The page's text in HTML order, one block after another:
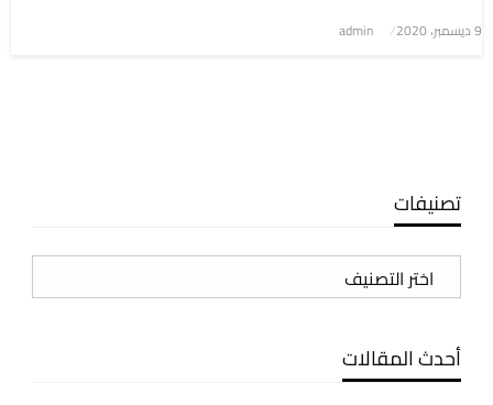
نُشر
9 ديسمبر، 2020 admin
تصنيفات
تصنيفات
أحدث المقالات